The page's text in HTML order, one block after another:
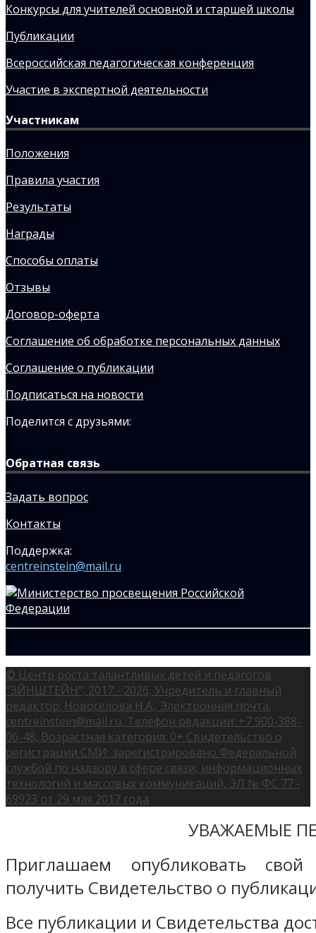
Конкурсы для учителей основной и старшей школы
Публикации
Всероссийская педагогическая конференция
Участие в экспертной деятельности
Участникам
Положения
Правила участия
Результаты
Награды
Способы оплаты
Отзывы
Договор-оферта
Соглашение об обработке персональных данных
Соглашение о публикации
Подписаться на новости
Поделится с друзьями:
Обратная связь
Задать вопрос
Контакты
Поддержка:
centreinstein@mail.ru
© Центр роста талантливых детей и педагогов
"ЭЙНШТЕЙН", 2017 - 2026, Учредитель и главный
редактор: Новоселова Н.А., Электронная почта:
centreinstein@mail.ru, Телефон редакции: +7 900-388-
06-48, Возрастная категория: 0+ Свидетельство о
регистрации СМИ: зарегистрировано Федеральной
службой по надзору в сфере связи, информационных
технологий и массовых коммуникаций, ЭЛ № ФС 77 -
69923 от 29 мая 2017 года
УВАЖАЕМЫЕ
Приглашаем опубликовать
получить Свидетельство о
Все публикации и Свидетельства